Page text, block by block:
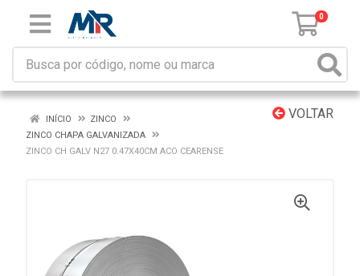
0
VOLTAR
INÍCIO
ZINCO
ZINCO CHAPA GALVANIZADA
ZINCO CH GALV N27 0.47X40CM ACO CEARENSE